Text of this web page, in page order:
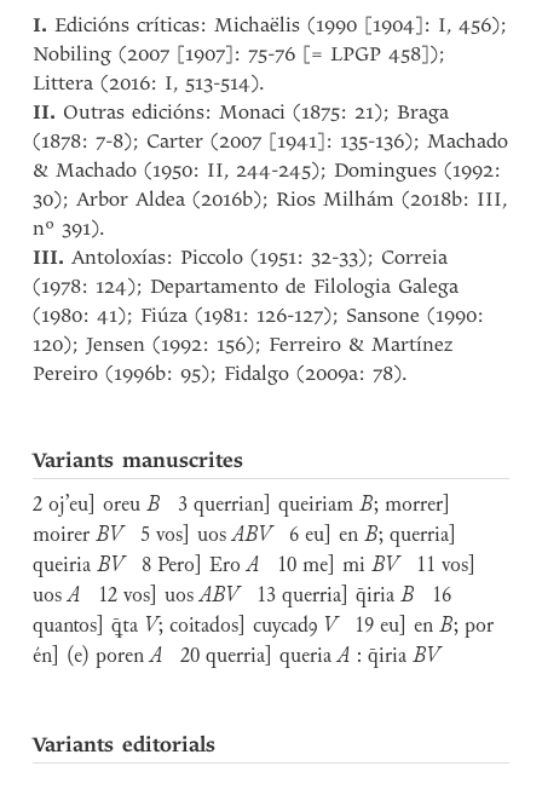
I.Edicións críticas: Michaëlis (1990 [1904]: I, 456);
Nobiling (2007 [1907]: 75-76 [= LPGP 458]);
Littera (2016: I, 513-514).
II. Outras edicións: Monaci (1875: 21); Braga
(1878: 7-8); Carter (2007 [1941]: 135-136); Machado
& Machado (1950: II, 244-245); Domingues (1992:
30); Arbor Aldea (2016b); Rios Milhám (2018b: III,
nº 391).
III. Antoloxías: Piccolo (1951: 32-33); Correia
(1978: 124); Departamento de Filologia Galega
(1980: 41); Fiúza (1981: 126-127); Sansone (1990:
120); Jensen (1992: 156); Ferreiro & Martínez
Pereiro (1996b: 95); Fidalgo (2009a: 78).
Variants manuscrites
2 oj’eu] oreuB 3 querrian] queiriamB; morrer]
moirerBV 5 vos] uosABV 6 eu] enB; querria]
queiriaBV 8 Pero] EroA 10 me] miBV 11 vos]
uosA 12 vos] uosABV 13 querria] q̄iriaB 16
quantos] ꝗ̄ta V; coitados] cuycadꝯ V 19 eu] enB; por
én] (e) porenA 20 querria] queriaA : q̄iriaBV
Variants editorials